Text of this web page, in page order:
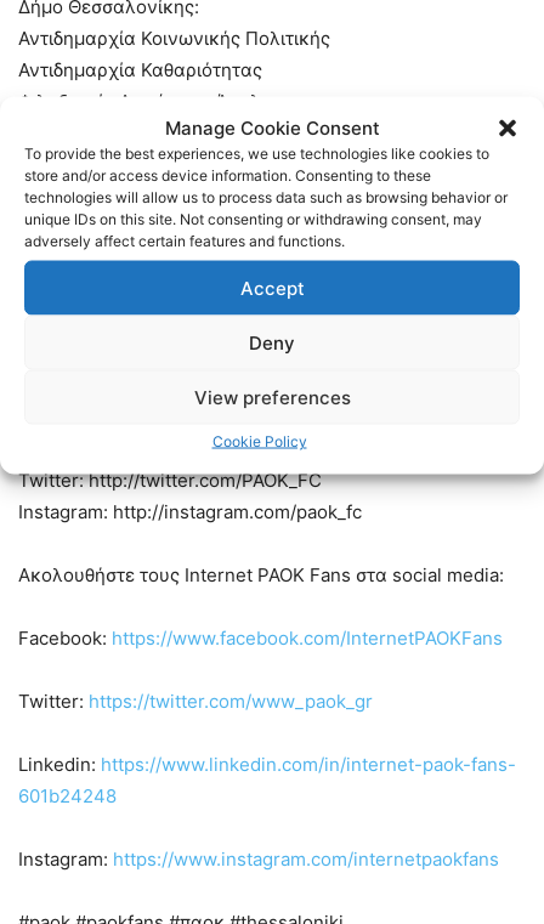
Manage Cookie Consent
To provide the best experiences, we use technologies like cookies to
store and/or access device information. Consenting to these
technologies will allow us to process data such as browsing behavior or
unique IDs on this site. Not consenting or withdrawing consent, may
adversely affect certain features and functions.
Accept
Deny
View preferences
Cookie Policy
Δήμο Θεσσαλονίκης:
Αντιδημαρχία Κοινωνικής Πολιτικής
Αντιδημαρχία Καθαριότητας
Φιλοξενείο Αιτούντων Άσυλο
ΑΡΣΙΣ
Πρότυπη Μονάδα Φροντίδας Ηλικιωμένων ΛΕΩΝΙΑ
Subscribe to our official Youtube channel:
http://www.youtube.com/channel/UCInZn…
Facebook: http://www.facebook.com/PAOKFOOTBALL
Twitter: http://twitter.com/PAOK_FC
Instagram: http://instagram.com/paok_fc
Ακολουθήστε τους Internet PAOK Fans στα social media:
Facebook: https://www.facebook.com/InternetPAOKFans
Twitter: https://twitter.com/www_paok_gr
Linkedin: https://www.linkedin.com/in/internet-paok-fans-
601b24248
Instagram: https://www.instagram.com/internetpaokfans